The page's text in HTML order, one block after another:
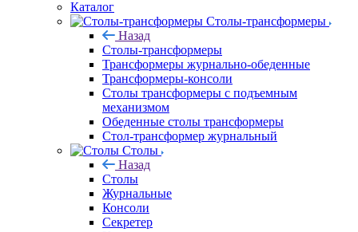
Каталог
Столы-трансформеры
Назад
Столы-трансформеры
Трансформеры журнально-обеденные
Трансформеры-консоли
Столы трансформеры с подъемным
механизмом
Обеденные столы трансформеры
Стол-трансформер журнальный
Столы
Назад
Столы
Журнальные
Консоли
Секретер